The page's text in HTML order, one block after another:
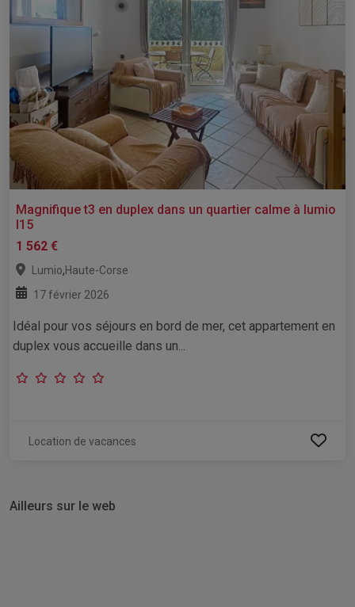
Magnifique t3 en duplex dans un quartier calme à lumio
l15
1 562 €
Lumio,Haute-Corse
17 février 2026
Idéal pour vos séjours en bord de mer, cet appartement en
duplex vous accueille dans un...
Location de vacances
Ailleurs sur le web